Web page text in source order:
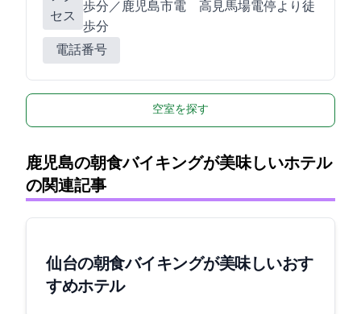
セス
歩5分／鹿児島市電 高見馬場電停より徒
歩5分
電話番号
空室を探す
鹿児島の朝食バイキングが美味しいホテル
の関連記事
仙台の朝食バイキングが美味しいおす
すめホテル